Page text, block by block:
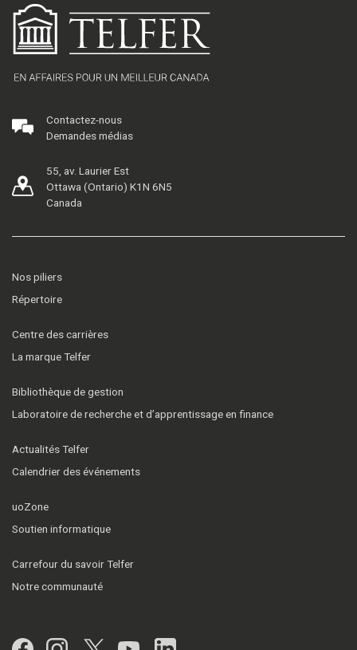
Contactez-nous
Demandes médias
55, av. Laurier Est
Ottawa (Ontario) K1N 6N5
Canada
Nos piliers
Répertoire
Centre des carrières
La marque Telfer
Bibliothèque de gestion
Laboratoire de recherche et d’apprentissage en finance
Actualités Telfer
Calendrier des événements
uoZone
Soutien informatique
Carrefour du savoir Telfer
Notre communauté